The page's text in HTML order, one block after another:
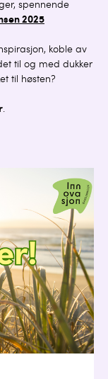
spennende
2025
koble av
til og med dukker
til høsten?
.